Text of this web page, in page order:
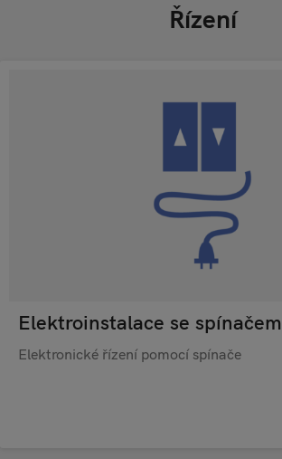
Řízení
Elektroinstalace se spínačem
Elektronické řízení pomocí spínače